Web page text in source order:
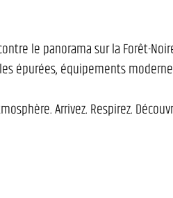
le panorama sur la Forêt-
épurées, équipements
Arrivez. Respirez.